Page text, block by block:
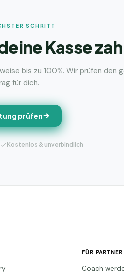
SCHRITT
Kasse
bis zu 100%. Wir prüfen den
für dich.
prüfen
Kostenlos & unverbindlich
FÜR PARTNER
Coach